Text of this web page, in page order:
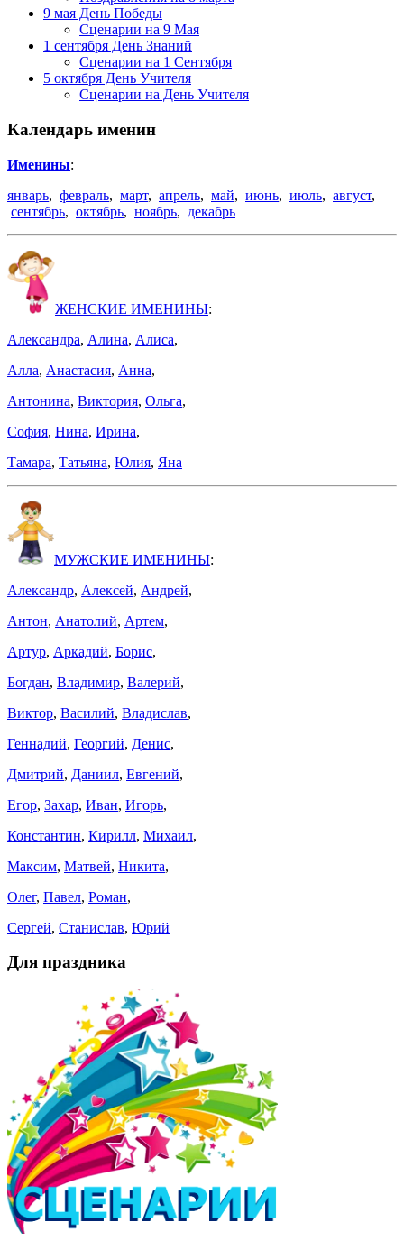
9 мая День Победы
Сценарии на 9 Мая
1 сентября День Знаний
Сценарии на 1 Сентября
5 октября День Учителя
Сценарии на День Учителя
Календарь именин
Именины:
январь, февраль, март, апрель, май, июнь, июль, август,
сентябрь, октябрь, ноябрь, декабрь
ЖЕНСКИЕ ИМЕНИНЫ:
Александра, Алина, Алиса,
Алла, Анастасия, Анна,
Антонина, Виктория, Ольга,
София, Нина, Ирина,
Тамара, Татьяна, Юлия, Яна
МУЖСКИЕ ИМЕНИНЫ:
Александр, Алексей, Андрей,
Антон, Анатолий, Артем,
Артур, Аркадий, Борис,
Богдан, Владимир, Валерий,
Виктор, Василий, Владислав,
Геннадий, Георгий, Денис,
Дмитрий, Даниил, Евгений,
Егор, Захар, Иван, Игорь,
Константин, Кирилл, Михаил,
Максим, Матвей, Никита,
Олег, Павел, Роман,
Сергей, Станислав, Юрий
Для праздника